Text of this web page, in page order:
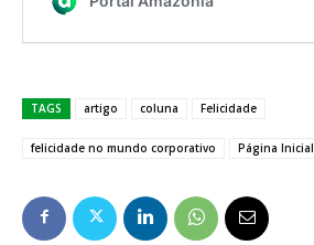
TAGS artigo coluna Felicidade
felicidade no mundo corporativo Página Inicial